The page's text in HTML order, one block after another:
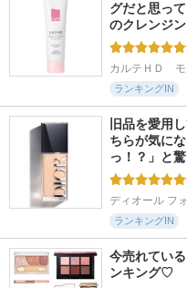
グだと思っ
のクレンジ
カルテＨＤ　
ランキングIN
旧品を愛用
ちらが気に
っ！？」と
ディオール フ
ランキングIN
今売れてい
ンキング♡